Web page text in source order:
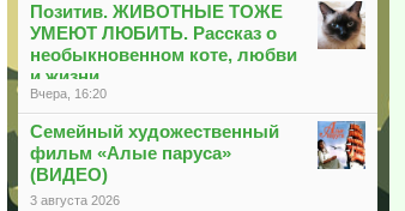
Позитив. ЖИВОТНЫЕ ТОЖЕ
УМЕЮТ ЛЮБИТЬ. Рассказ о
необыкновенном коте, любви
и жизни
Вчера, 16:20
Семейный художественный
фильм «Алые паруса»
(ВИДЕО)
3 августа 2026